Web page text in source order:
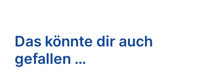
Das könnte dir auch
gefallen …